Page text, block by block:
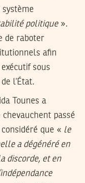
politique».
de raboter
afin
sous
l’État.
Tounes a
passé
que « le
a dégénéré en
discorde, et en